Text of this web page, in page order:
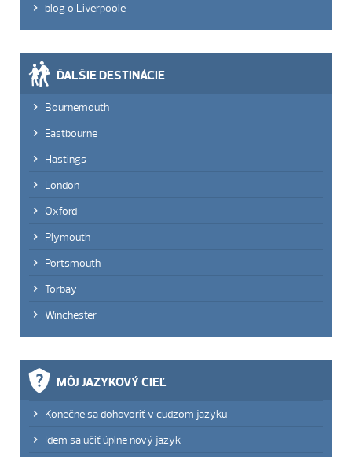
blog o Liverpoole
ĎALŠIE DESTINÁCIE
Bournemouth
Eastbourne
Hastings
London
Oxford
Plymouth
Portsmouth
Torbay
Winchester
MÔJ JAZYKOVÝ CIEĽ
Konečne sa dohovoriť v cudzom jazyku
Idem sa učiť úplne nový jazyk